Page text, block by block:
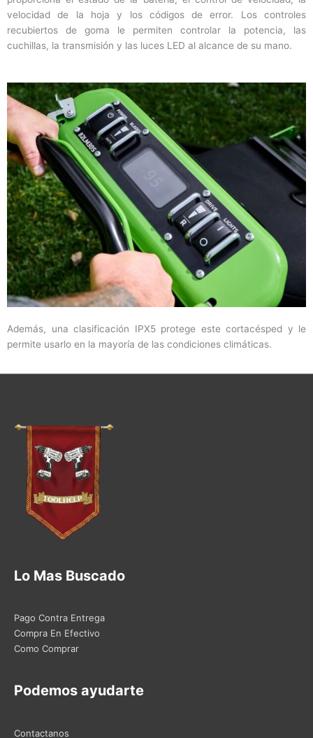
velocidad de la hoja y los códigos de error. Los controles
recubiertos de goma le permiten controlar la potencia, las
cuchillas, la transmisión y las luces LED al alcance de su mano.
Además, una clasificación IPX5 protege este cortacésped y le
permite usarlo en la mayoría de las condiciones climáticas.
Lo Mas Buscado
Pago Contra Entrega
Compra En Efectivo
Como Comprar
Podemos ayudarte
Contactanos